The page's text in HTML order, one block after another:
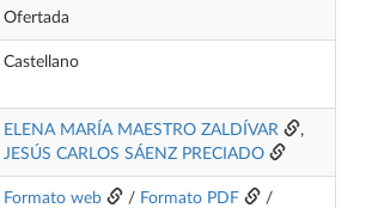
Ofertada
Castellano
ELENA MARÍA MAESTRO ZALDÍVAR
,
JESÚS CARLOS SÁENZ PRECIADO
Formato web / Formato PDF
/